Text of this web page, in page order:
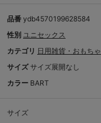
品番 ydb4570199628584
性別 ユニセックス
カテゴリ 日用雑貨・おもちゃ
サイズ サイズ展開なし
カラー BART
サイズ